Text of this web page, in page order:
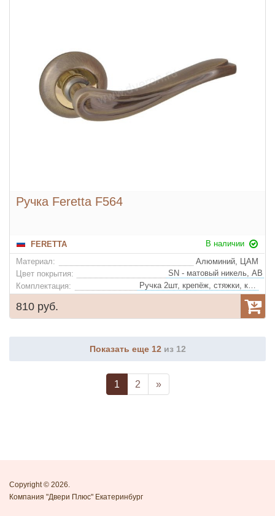
Ручка Feretta F564
FERETTA
В наличии
Материал:
Алюминий, ЦАМ
Цвет покрытия:
Комплектация:
Ручка 2шт, крепёж, стяжки, квадрат
810 руб.
Показать еще 12 из 12
1 2 »
Copyright © 2026.
Компания "Двери Плюс" Екатеринбург